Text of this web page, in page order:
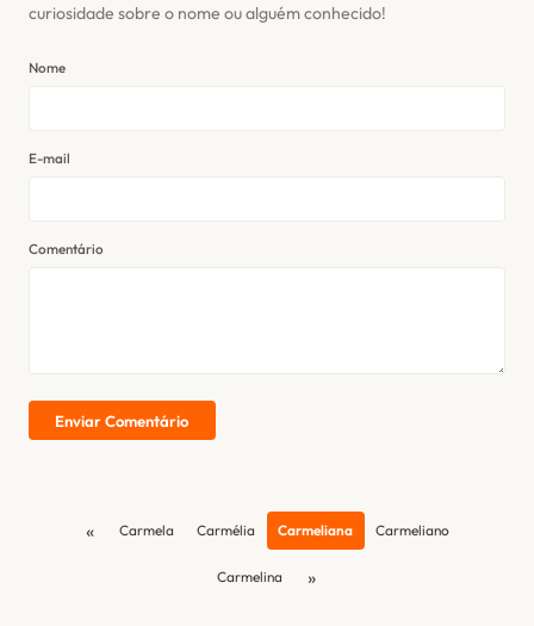
curiosidade sobre o nome ou alguém conhecido!
Nome
E-mail
Comentário
Enviar Comentário
« Carmela Carmélia Carmeliana Carmeliano
Carmelina »